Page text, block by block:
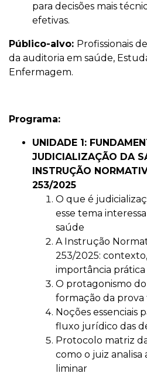
para decisões mais
efetivas.
Público-alvo: Profissionais
da auditoria em saúde,
Enfermagem.
Programa:
UNIDADE 1:
JUDICIALIZAÇÃO DA
INSTRUÇÃO
253/2025
O que é
esse tema
saúde
A Instrução
253/2025:
importância prática
O protagonismo
formação da prova
Noções essenciais
fluxo jurídico das
Protocolo matriz
como o juiz analisa
liminar